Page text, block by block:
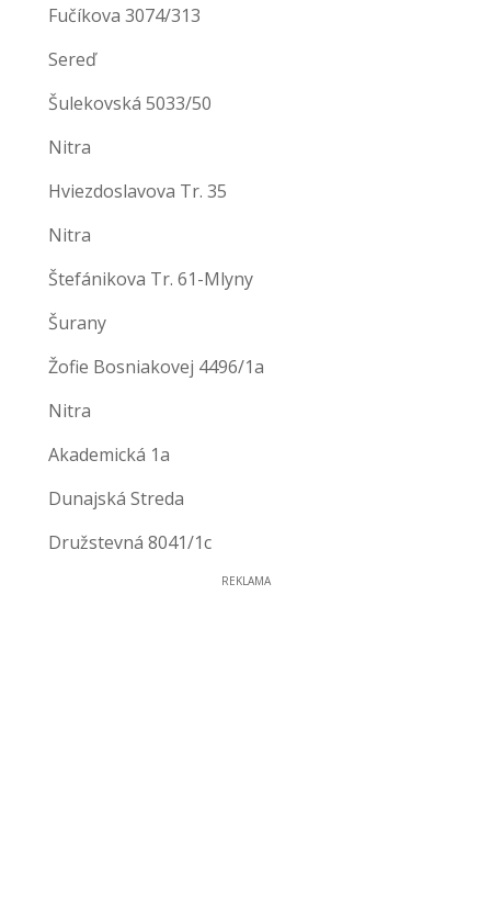
Fučíkova 3074/313
Sereď
Šulekovská 5033/50
Nitra
Hviezdoslavova Tr. 35
Nitra
Štefánikova Tr. 61-Mlyny
Šurany
Žofie Bosniakovej 4496/1a
Nitra
Akademická 1a
Dunajská Streda
Družstevná 8041/1c
REKLAMA